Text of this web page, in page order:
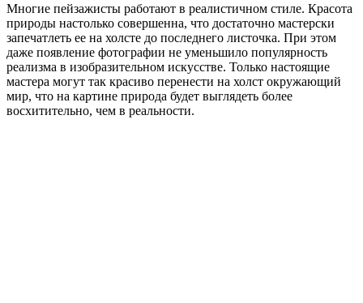
Многие пейзажисты работают в реалистичном стиле. Красота
природы настолько совершенна, что достаточно мастерски
запечатлеть ее на холсте до последнего листочка. При этом
даже появление фотографии не уменьшило популярность
реализма в изобразительном искусстве. Только настоящие
мастера могут так красиво перенести на холст окружающий
мир, что на картине природа будет выглядеть более
восхитительно, чем в реальности.